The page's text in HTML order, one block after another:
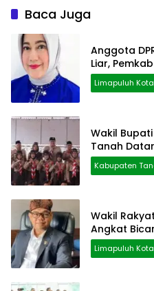
Baca Juga
Anggota
Liar,
Limapuluh Kota
Wakil
Tanah
Kabupaten
Wakil
Angkat
Limapuluh Kota